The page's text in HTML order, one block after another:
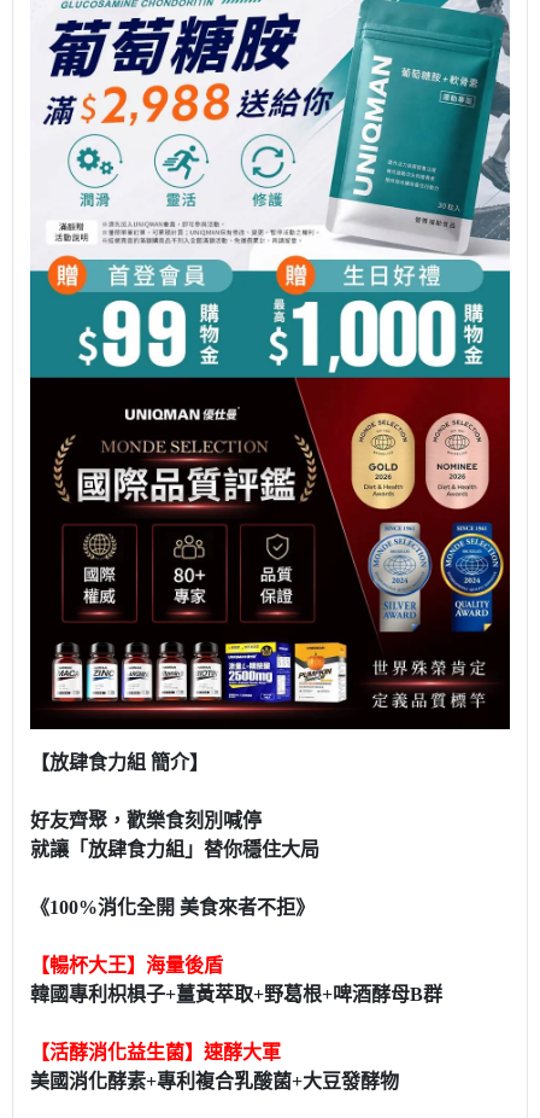
【放肆食力組 簡介】
好友齊聚，歡樂食刻別喊停
就讓「放肆食力組」替你穩住大局
《100%消化全開 美食來者不拒》
【暢杯大王】海量後盾
韓國專利枳椇子+薑黃萃取+野葛根+啤酒酵母B群
【活酵消化益生菌】速酵大軍
美國消化酵素+專利複合乳酸菌+大豆發酵物